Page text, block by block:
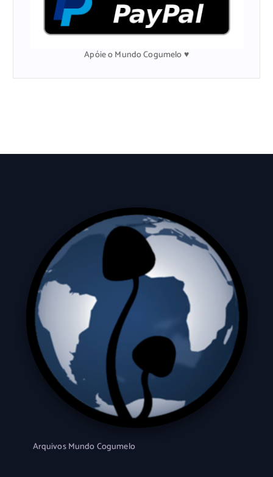
Apóie o Mundo Cogumelo ♥
Arquivos Mundo Cogumelo